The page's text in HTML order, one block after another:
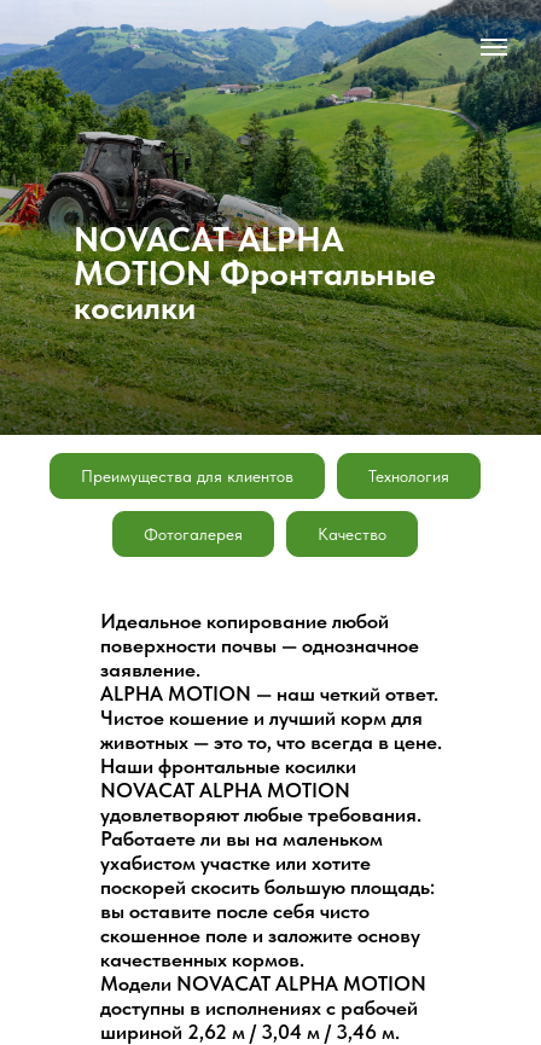
NOVACAT ALPHA
MOTION Фронтальные
косилки
Преимущества для клиентов Технология
Фотогалерея Качество
Идеальное копирование любой
поверхности почвы — однозначное
заявление.
ALPHA MOTION — наш четкий ответ.
Чистое кошение и лучший корм для
животных — это то, что всегда в цене.
Наши фронтальные косилки
NOVACAT ALPHA MOTION
удовлетворяют любые требования.
Работаете ли вы на маленьком
ухабистом участке или хотите
поскорей скосить большую площадь:
вы оставите после себя чисто
скошенное поле и заложите основу
качественных кормов.
Модели NOVACAT ALPHA MOTION
доступны в исполнениях с рабочей
шириной 2,62 м / 3,04 м / 3,46 м.